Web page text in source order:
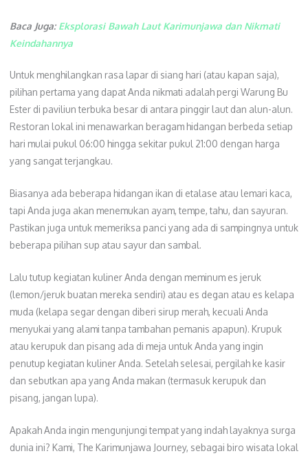
Baca Juga: Eksplorasi Bawah Laut Karimunjawa dan Nikmati
Keindahannya
Untuk menghilangkan rasa lapar di siang hari (atau kapan saja),
pilihan pertama yang dapat Anda nikmati adalah pergi Warung Bu
Ester di paviliun terbuka besar di antara pinggir laut dan alun-alun.
Restoran lokal ini menawarkan beragam hidangan berbeda setiap
hari mulai pukul 06:00 hingga sekitar pukul 21:00 dengan harga
yang sangat terjangkau.
Biasanya ada beberapa hidangan ikan di etalase atau lemari kaca,
tapi Anda juga akan menemukan ayam, tempe, tahu, dan sayuran.
Pastikan juga untuk memeriksa panci yang ada di sampingnya untuk
beberapa pilihan sup atau sayur dan sambal.
Lalu tutup kegiatan kuliner Anda dengan meminum es jeruk
(lemon/jeruk buatan mereka sendiri) atau es degan atau es kelapa
muda (kelapa segar dengan diberi sirup merah, kecuali Anda
menyukai yang alami tanpa tambahan pemanis apapun). Krupuk
atau kerupuk dan pisang ada di meja untuk Anda yang ingin
penutup kegiatan kuliner Anda. Setelah selesai, pergilah ke kasir
dan sebutkan apa yang Anda makan (termasuk kerupuk dan
pisang, jangan lupa).
Apakah Anda ingin mengunjungi tempat yang indah layaknya surga
dunia ini? Kami, The Karimunjawa Journey, sebagai biro wisata lokal